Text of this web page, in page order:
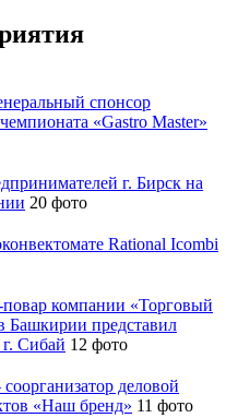
спонсор
«Gastro Master»
г. Бирск на
20 фото
Rational Icombi
компании «Торговый
Башкирии представил
Сибай 12 фото
деловой
«Наш бренд» 11 фото